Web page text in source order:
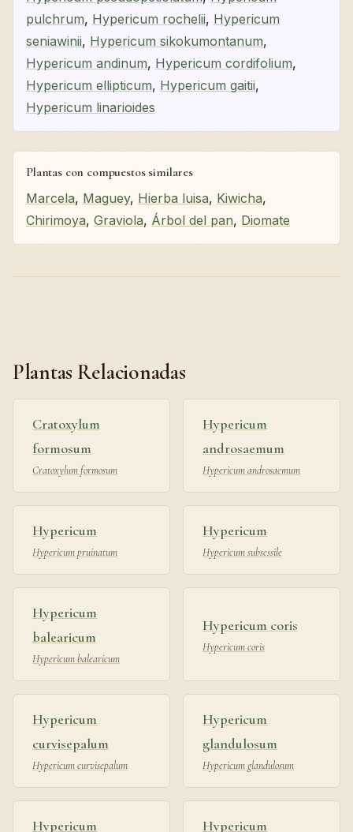
pulchrum, Hypericum rochelii, Hypericum
seniawinii, Hypericum sikokumontanum,
Hypericum andinum, Hypericum cordifolium,
Hypericum ellipticum, Hypericum gaitii,
Hypericum linarioides
Plantas con compuestos similares
Marcela, Maguey, Hierba luisa, Kiwicha,
Chirimoya, Graviola, Árbol del pan, Diomate
Plantas Relacionadas
Cratoxylum
formosum
Cratoxylum formosum
Hypericum
androsaemum
Hypericum androsaemum
Hypericum
Hypericum pruinatum
Hypericum
Hypericum subsessile
Hypericum
balearicum
Hypericum balearicum
Hypericum coris
Hypericum coris
Hypericum
curvisepalum
Hypericum curvisepalum
Hypericum
glandulosum
Hypericum glandulosum
Hypericum
Hypericum